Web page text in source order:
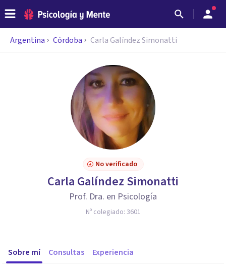
Argentina Córdoba Carla Galíndez Simonatti
No verificado
Carla Galíndez Simonatti
Prof. Dra. en Psicología
Nº colegiado: 3601
Sobre mí Consultas Experiencia